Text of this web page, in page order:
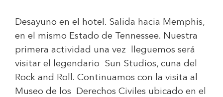
Desayuno en el hotel. Salida hacia Memphis,
en el mismo Estado de Tennessee. Nuestra
primera actividad una vez lleguemos será
visitar el legendario Sun Studios, cuna del
Rock and Roll. Continuamos con la visita al
Museo de los Derechos Civiles ubicado en el